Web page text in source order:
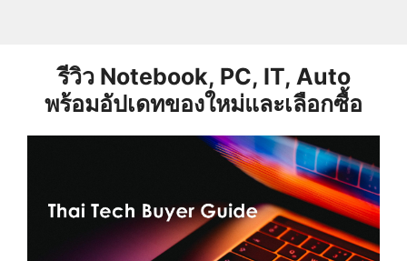
รีวิว Notebook, PC, IT, Auto
พร้อมอัปเดทของใหม่และเลือกซื้อ